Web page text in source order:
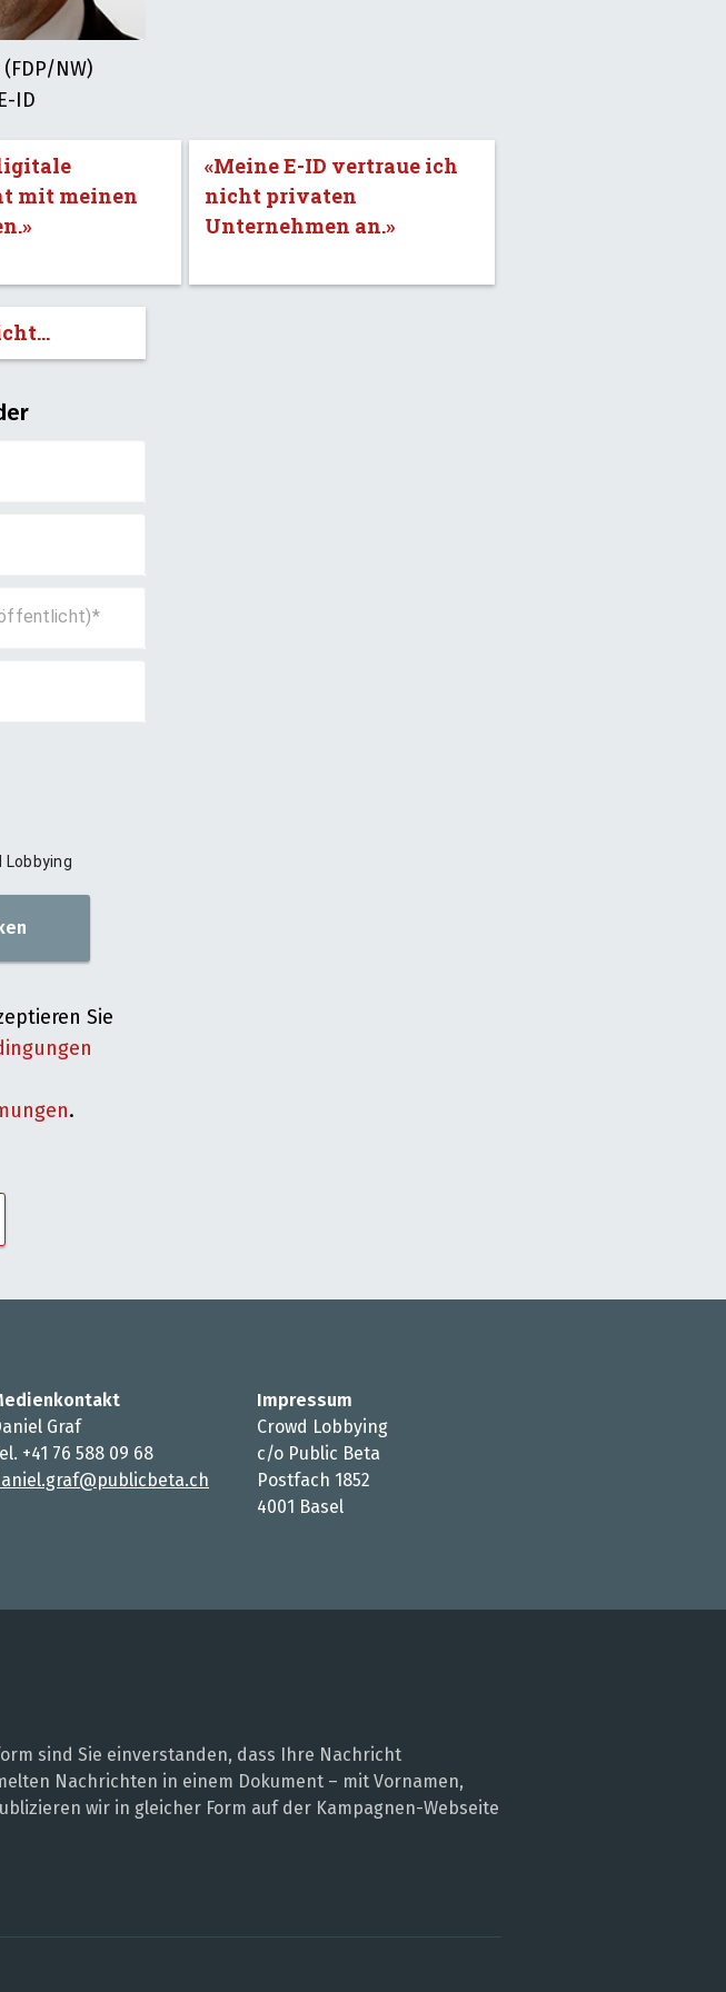
(FDP/NW)
ID
mit meinen
«Meine E-ID vertraue ich
nicht privaten
Unternehmen an.»
Lobbying
Sie
.
Graf
+41 76 588 09 68
Impressum
Crowd Lobbying
c/o Public Beta
Postfach 1852
4001 Basel
sind Sie einverstanden, dass Ihre Nachricht
Nachrichten in einem Dokument – mit Vornamen,
wir in gleicher Form auf der Kampagnen-Webseite